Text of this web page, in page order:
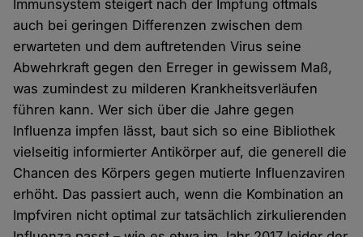
Immunsystem steigert nach der Impfung oftmals
auch bei geringen Differenzen zwischen dem
erwarteten und dem auftretenden Virus seine
Abwehrkraft gegen den Erreger in gewissem Maß,
was zumindest zu milderen Krankheitsverläufen
führen kann. Wer sich über die Jahre gegen
Influenza impfen lässt, baut sich so eine Bibliothek
vielseitig informierter Antikörper auf, die generell die
Chancen des Körpers gegen mutierte Influenzaviren
erhöht. Das passiert auch, wenn die Kombination an
Impfviren nicht optimal zur tatsächlich zirkulierenden